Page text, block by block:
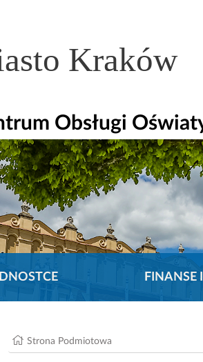
Kraków
Obsługi
FINANSE
Strona Podmiotowa